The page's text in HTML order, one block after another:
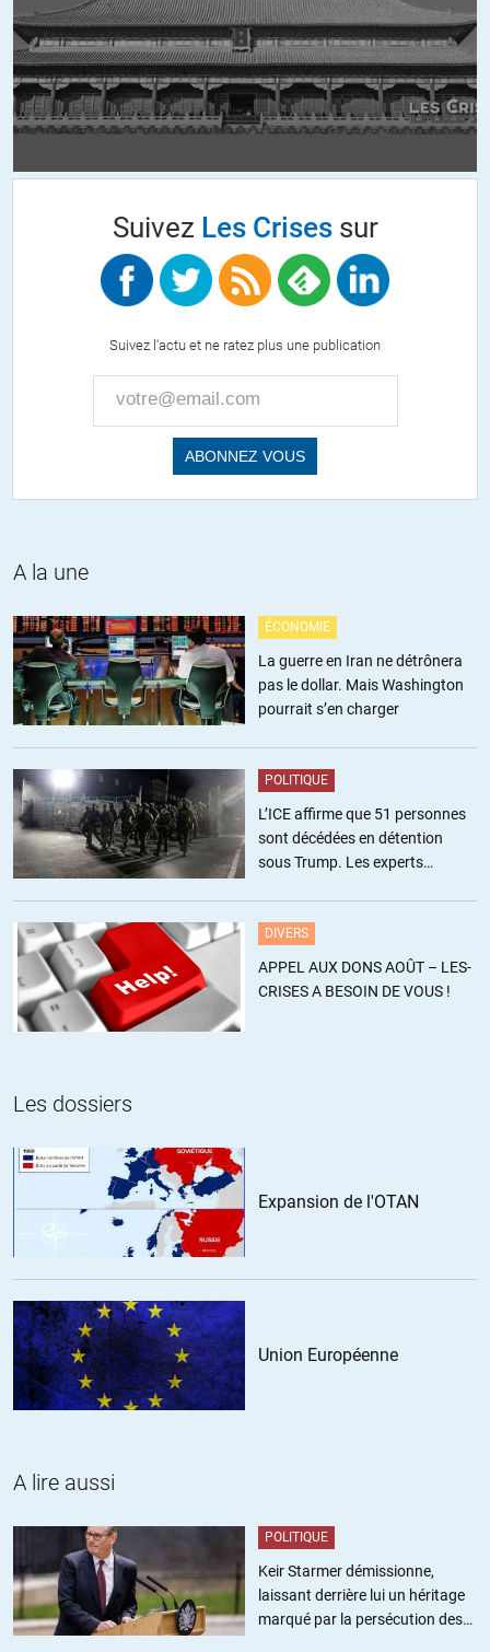
Suivez Les Crisessur
Suivez l'actu et ne ratez plus une publication
A la une
ÉCONOMIE
La guerre en Iran ne détrônera
pas le dollar. Mais Washington
pourrait s’en charger
POLITIQUE
L’ICE affirme que 51 personnes
sont décédées en détention
sous Trump. Les experts
DIVERS
APPEL AUX DONS AOÛT – LES-
CRISES A BESOIN DE VOUS !
Les dossiers
Expansion de l'OTAN
Union Européenne
A lire aussi
POLITIQUE
Keir Starmer démissionne,
laissant derrière lui un héritage
marqué par la persécution des